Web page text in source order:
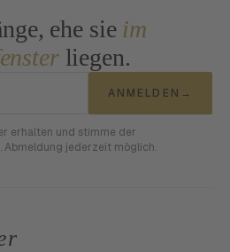
ehe sie im
liegen.
ANMELDEN →
erhalten und stimme der
Abmeldung jederzeit möglich.